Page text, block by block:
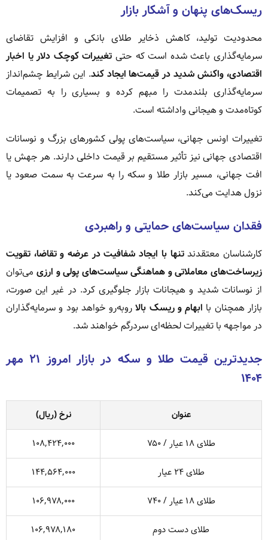
ریسک‌های پنهان و آشکار بازار
محدودیت تولید، کاهش ذخایر طلای بانکی و افزایش تقاضای
سرمایه‌گذاری باعث شده است که حتی تغییرات کوچک دلار یا اخبار
اقتصادی، واکنش شدید در قیمت‌ها ایجاد کند. این شرایط چشم‌انداز
سرمایه‌گذاری بلندمدت را مبهم کرده و بسیاری را به تصمیمات
کوتاه‌مدت و هیجانی واداشته است.
تغییرات اونس جهانی، سیاست‌های پولی کشورهای بزرگ و نوسانات
اقتصادی جهانی نیز تأثیر مستقیم بر قیمت داخلی دارند. هر جهش یا
افت جهانی، مسیر بازار طلا و سکه را به سرعت به سمت صعود یا
نزول هدایت می‌کند.
فقدان سیاست‌های حمایتی و راهبردی
کارشناسان معتقدندتنها با ایجاد شفافیت در عرضه و تقاضا، تقویت
زیرساخت‌های معاملاتی و هماهنگی سیاست‌های پولی و ارزی می‌توان
از نوسانات شدید و هیجانات بازار جلوگیری کرد. در غیر این صورت،
بازار همچنان با ابهام و ریسک بالاروبه‌رو خواهد بود و سرمایه‌گذاران
در مواجهه با تغییرات لحظه‌ای سردرگم خواهند شد.
جدیدترین قیمت طلا و سکه در بازار امروز ۲۱ مهر
۱۴۰۴
عنوان
نرخ (ریال)
طلای ۱۸ عیار / ۷۵۰
۱۰۸,۴۲۴,۰۰۰
طلای ۲۴ عیار
۱۴۴,۵۶۴,۰۰۰
طلای ۱۸ عیار / ۷۴۰
۱۰۶,۹۷۸,۰۰۰
طلای دست دوم
۱۰۶,۹۷۸,۱۸۰